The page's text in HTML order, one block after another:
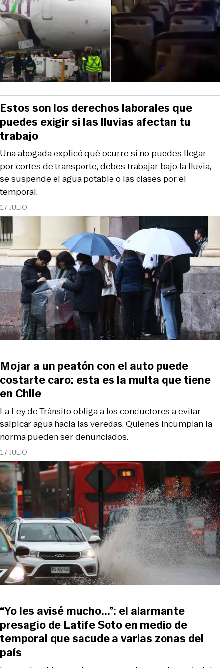
17 JULIO
Una abogada explicó qué ocurre si no puedes llegar
por cortes de transporte, debes trabajar bajo la lluvia,
se suspende el agua potable o las clases por el
temporal.
Estos son los derechos laborales que
puedes exigir si las lluvias afectan tu
trabajo
17 JULIO
La Ley de Tránsito obliga a los conductores a evitar
salpicar agua hacia las veredas. Quienes incumplan la
norma pueden ser denunciados.
Mojar a un peatón con el auto puede
costarte caro: esta es la multa que tiene
en Chile
“Yo les avisé mucho...”: el alarmante
presagio de Latife Soto en medio de
temporal que sacude a varias zonas del
país